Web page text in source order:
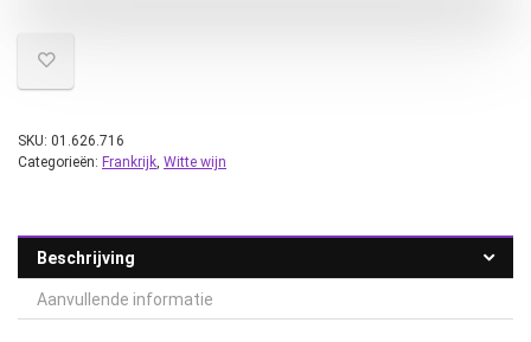
SKU: 01.626.716
Categorieën: Frankrijk, Witte wijn
Beschrijving
Aanvullende informatie